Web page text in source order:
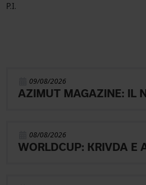
09/08/2026
08/08/2026
P.I.